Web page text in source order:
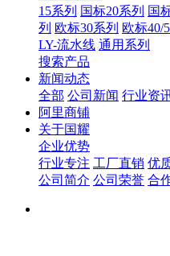
15系列 国标20系列 国
列 欧标30系列 欧标40/
LY-流水线 通用系列
搜索产品
新闻动态
全部 公司新闻 行业资
阿里商铺
关于国耀
企业优势
行业专注 工厂直销 优
公司简介 公司荣誉 合